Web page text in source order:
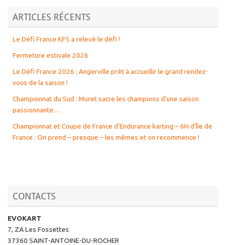
ARTICLES RÉCENTS
Le Défi France KFS a relevé le défi !
Fermeture estivale 2026
Le Défi France 2026 : Angerville prêt à accueillir le grand rendez-
vous de la saison !
Championnat du Sud : Muret sacre les champions d’une saison
passionnante…
Championnat et Coupe de France d’Endurance karting – 6H d’Île de
France : On prend – presque – les mêmes et on recommence !
CONTACTS
EVOKART
7, ZA Les Fossettes
37360 SAINT-ANTOINE-DU-ROCHER